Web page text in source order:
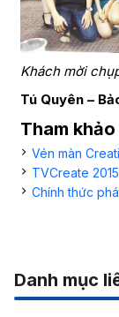
Khách mời
Tú Quyên –
Tham
Vén màn
TVCreate
Chính thức
Danh mục